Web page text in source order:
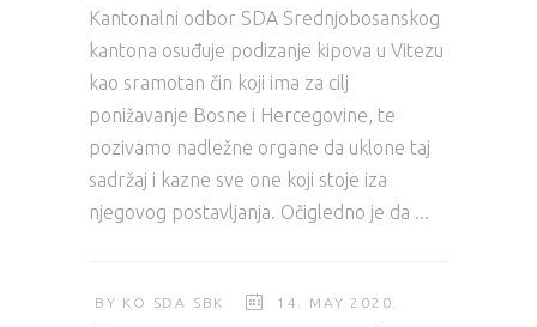
Kantonalni odbor SDA Srednjobosanskog
kantona osuđuje podizanje kipova u Vitezu
kao sramotan čin koji ima za cilj
ponižavanje Bosne i Hercegovine, te
pozivamo nadležne organe da uklone taj
sadržaj i kazne sve one koji stoje iza
njegovog postavljanja. Očigledno je da
BY KO SDA SBK 14. MAY 2020.